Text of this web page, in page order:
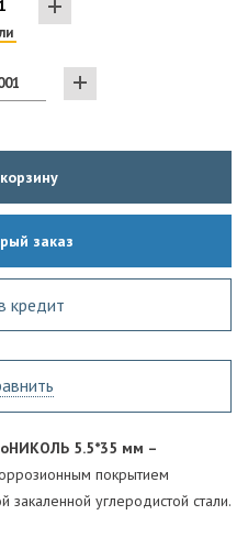
заказ
кредит
5.5*35 мм –
покрытием
закаленной углеродистой стали.